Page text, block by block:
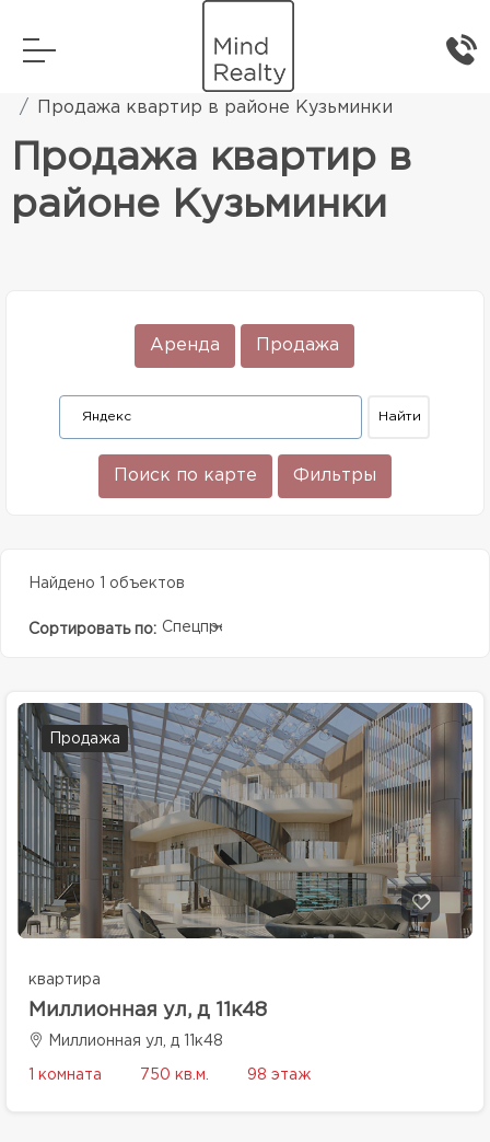
Элитная жилая недвижимость
Продажа квартир в районе Кузьминки
Продажа квартир в
районе Кузьминки
Аренда Продажа
Поиск по карте Фильтры
Найдено 1 объектов
Сортировать по: Спецпредолжение
Продажа
квартира
Миллионная ул, д 11к48
Миллионная ул, д 11к48
1 комната 750 кв.м. 98 этаж